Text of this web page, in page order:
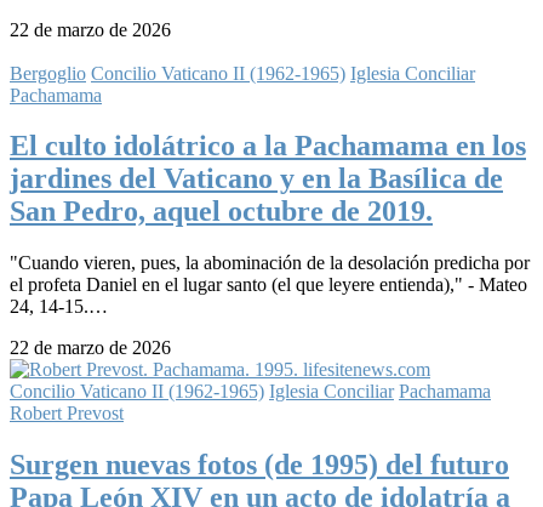
22 de marzo de 2026
Bergoglio Concilio Vaticano II (1962-1965) Iglesia Conciliar
Pachamama
El culto idolátrico a la Pachamama en los
jardines del Vaticano y en la Basílica de
San Pedro, aquel octubre de 2019.
"Cuando vieren, pues, la abominación de la desolación predicha por
el profeta Daniel en el lugar santo (el que leyere entienda)," - Mateo
24, 14-15.…
22 de marzo de 2026
Concilio Vaticano II (1962-1965) Iglesia Conciliar Pachamama
Robert Prevost
Surgen nuevas fotos (de 1995) del futuro
Papa León XIV en un acto de idolatría a